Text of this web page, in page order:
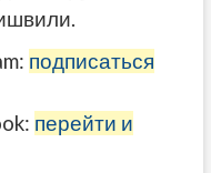
подписаться
перейти и